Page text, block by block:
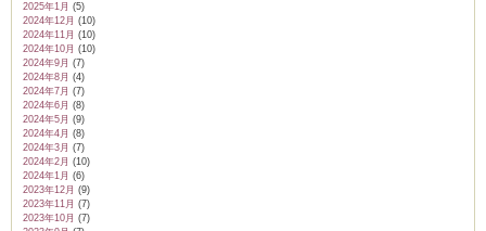
2025年1月 (5)
2024年12月 (10)
2024年11月 (10)
2024年10月 (10)
2024年9月 (7)
2024年8月 (4)
2024年7月 (7)
2024年6月 (8)
2024年5月 (9)
2024年4月 (8)
2024年3月 (7)
2024年2月 (10)
2024年1月 (6)
2023年12月 (9)
2023年11月 (7)
2023年10月 (7)